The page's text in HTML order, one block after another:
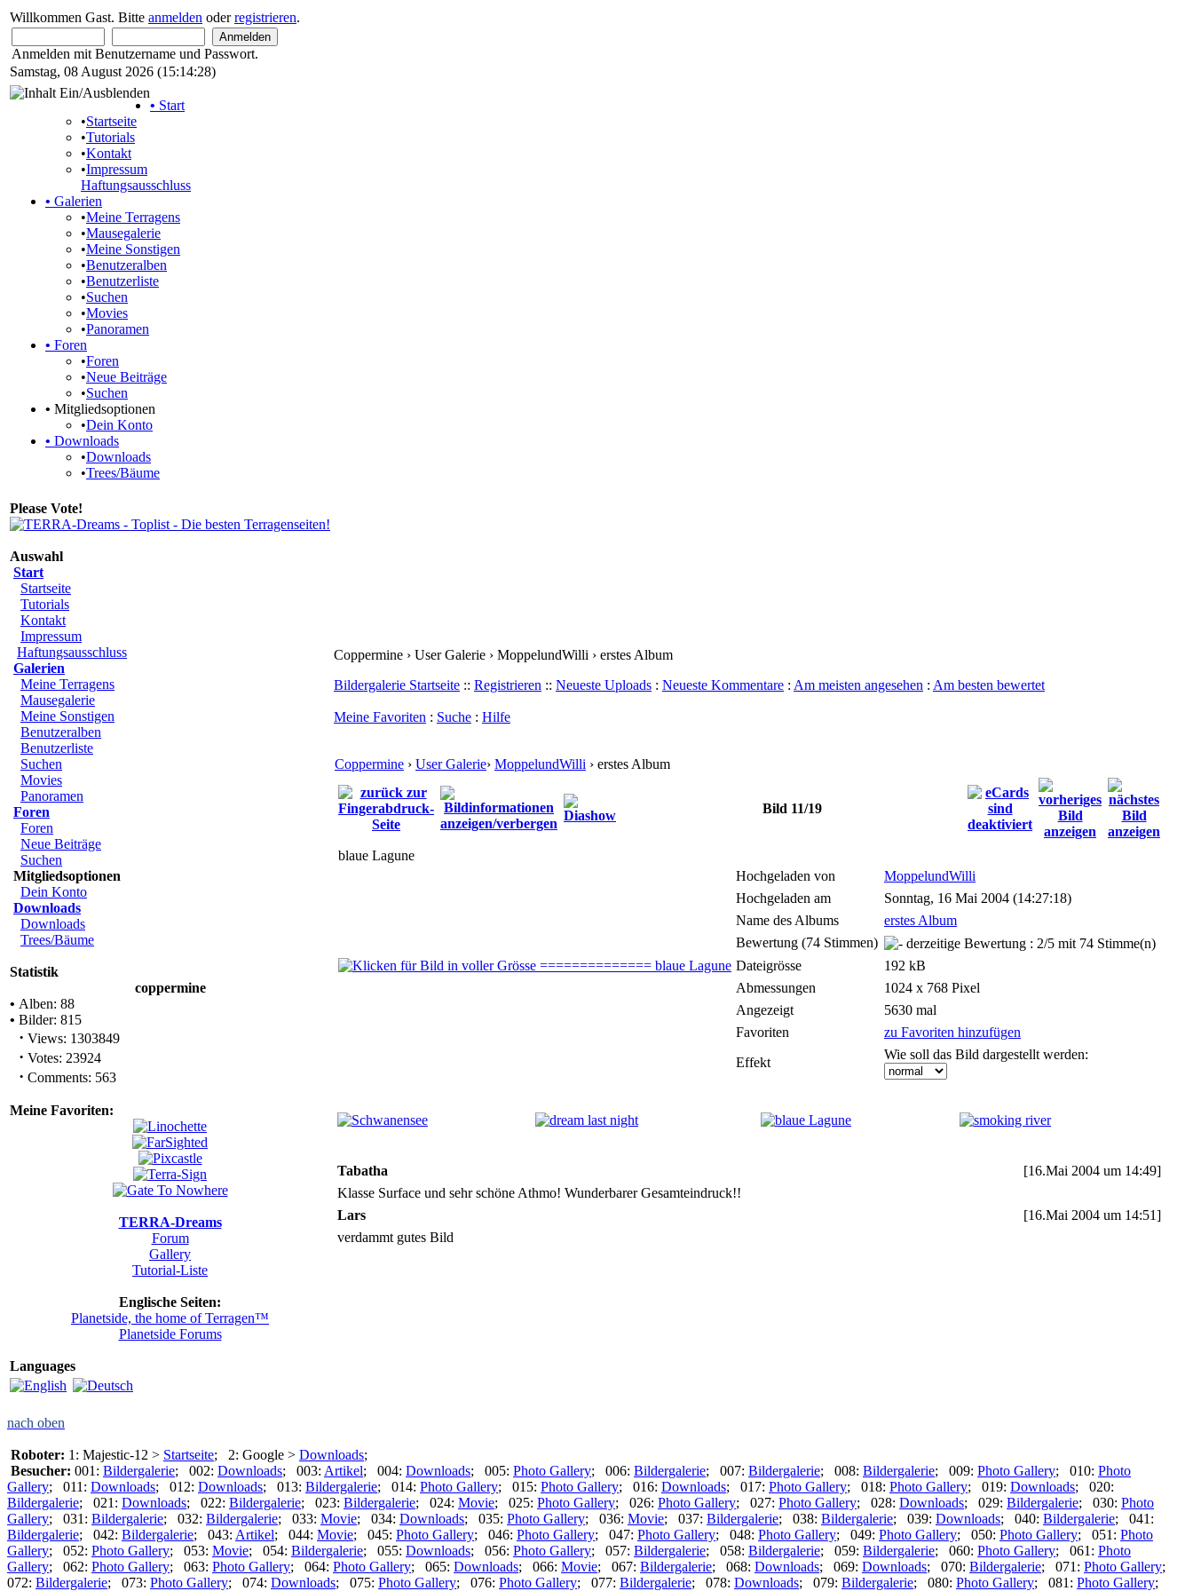
Willkommen Gast. Bitte anmelden oderregistrieren.
Anmelden mit Benutzername und Passwort.
Samstag, 08 August 2026 (15:14:28)
• Start
•Startseite
•Tutorials
•Kontakt
•Impressum
Haftungsausschluss
• Galerien
•Meine Terragens
•Mausegalerie
•Meine Sonstigen
•Benutzeralben
•Benutzerliste
•Suchen
•Movies
•Panoramen
• Foren
•Foren
•Neue Beiträge
•Suchen
• Mitgliedsoptionen
•Dein Konto
• Downloads
•Downloads
•Trees/Bäume
Please Vote!
Auswahl
Start
Startseite
Tutorials
Kontakt
Impressum
Haftungsausschluss
Galerien
Meine Terragens
Mausegalerie
Meine Sonstigen
Benutzeralben
Benutzerliste
Suchen
Movies
Panoramen
Foren
Foren
Neue Beiträge
Suchen
Mitgliedsoptionen
Dein Konto
Downloads
Downloads
Trees/Bäume
Statistik
coppermine
• Alben: 88
• Bilder: 815
· Views: 1303849
· Votes: 23924
· Comments: 563
Meine Favoriten:
TERRA-Dreams
Forum
Gallery
Tutorial-Liste
Englische Seiten:
Planetside, the home of Terragen™
Planetside Forums
Languages
Coppermine › User Galerie › MoppelundWilli › erstes Album
Bildergalerie Startseite :: Registrieren :: Neueste Uploads : Neueste Kommentare : Am meisten angesehen : Am besten bewertet
Meine Favoriten : Suche : Hilfe
Coppermine › User Galerie› MoppelundWilli › erstes Album
Bild 11/19
blaue Lagune
Hochgeladen von
MoppelundWilli
Hochgeladen am
Sonntag, 16 Mai 2004 (14:27:18)
Name des Albums
erstes Album
Bewertung (74 Stimmen)
Dateigrösse
192 kB
Abmessungen
1024 x 768 Pixel
Angezeigt
5630 mal
Favoriten
zu Favoriten hinzufügen
Effekt
Wie soll das Bild dargestellt werden:
Tabatha
[16.Mai 2004 um 14:49]
Klasse Surface und sehr schöne Athmo! Wunderbarer Gesamteindruck!!
Lars
[16.Mai 2004 um 14:51]
verdammt gutes Bild
nach oben
Roboter: 1: Majestic-12 > Startseite; 2: Google > Downloads;
Besucher: 001: Bildergalerie; 002: Downloads; 003: Artikel; 004: Downloads; 005: Photo Gallery; 006: Bildergalerie; 007: Bildergalerie; 008: Bildergalerie; 009: Photo Gallery; 010: Photo
Gallery; 011: Downloads; 012: Downloads; 013: Bildergalerie; 014: Photo Gallery; 015: Photo Gallery; 016: Downloads; 017: Photo Gallery; 018: Photo Gallery; 019: Downloads; 020:
Bildergalerie; 021: Downloads; 022: Bildergalerie; 023: Bildergalerie; 024: Movie; 025: Photo Gallery; 026: Photo Gallery; 027: Photo Gallery; 028: Downloads; 029: Bildergalerie; 030: Photo
Gallery; 031: Bildergalerie; 032: Bildergalerie; 033: Movie; 034: Downloads; 035: Photo Gallery; 036: Movie; 037: Bildergalerie; 038: Bildergalerie; 039: Downloads; 040: Bildergalerie; 041:
Bildergalerie; 042: Bildergalerie; 043: Artikel; 044: Movie; 045: Photo Gallery; 046: Photo Gallery; 047: Photo Gallery; 048: Photo Gallery; 049: Photo Gallery; 050: Photo Gallery; 051: Photo
Gallery; 052: Photo Gallery; 053: Movie; 054: Bildergalerie; 055: Downloads; 056: Photo Gallery; 057: Bildergalerie; 058: Bildergalerie; 059: Bildergalerie; 060: Photo Gallery; 061: Photo
Gallery; 062: Photo Gallery; 063: Photo Gallery; 064: Photo Gallery; 065: Downloads; 066: Movie; 067: Bildergalerie; 068: Downloads; 069: Downloads; 070: Bildergalerie; 071: Photo Gallery;
072: Bildergalerie; 073: Photo Gallery; 074: Downloads; 075: Photo Gallery; 076: Photo Gallery; 077: Bildergalerie; 078: Downloads; 079: Bildergalerie; 080: Photo Gallery; 081: Photo Gallery;